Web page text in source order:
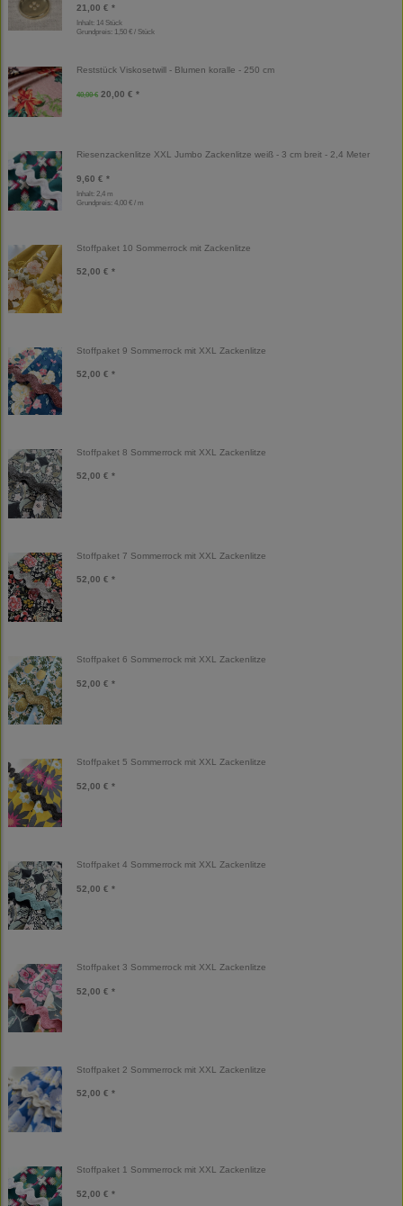
21,00 € *
Inhalt: 14 Stück
Grundpreis: 1,50 € / Stück
Reststück Viskosetwill - Blumen koralle - 250 cm
40,00 € 20,00 € *
Riesenzackenlitze XXL Jumbo Zackenlitze weiß - 3 cm breit - 2,4 Meter
9,60 € *
Inhalt: 2,4 m
Grundpreis: 4,00 € / m
Stoffpaket 10 Sommerrock mit Zackenlitze
52,00 € *
Stoffpaket 9 Sommerrock mit XXL Zackenlitze
52,00 € *
Stoffpaket 8 Sommerrock mit XXL Zackenlitze
52,00 € *
Stoffpaket 7 Sommerrock mit XXL Zackenlitze
52,00 € *
Stoffpaket 6 Sommerrock mit XXL Zackenlitze
52,00 € *
Stoffpaket 5 Sommerrock mit XXL Zackenlitze
52,00 € *
Stoffpaket 4 Sommerrock mit XXL Zackenlitze
52,00 € *
Stoffpaket 3 Sommerrock mit XXL Zackenlitze
52,00 € *
Stoffpaket 2 Sommerrock mit XXL Zackenlitze
52,00 € *
Stoffpaket 1 Sommerrock mit XXL Zackenlitze
52,00 € *